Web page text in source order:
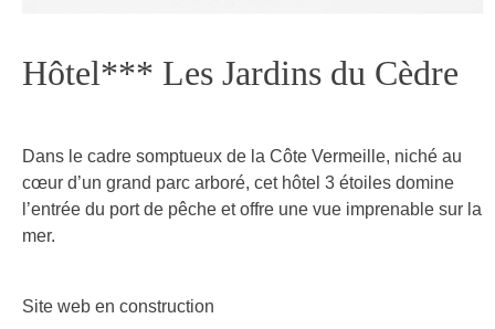
Hôtel*** Les Jardins du Cèdre
Dans le cadre somptueux de la Côte Vermeille, niché au
cœur d’un grand parc arboré, cet hôtel 3 étoiles domine
l’entrée du port de pêche et offre une vue imprenable sur la
mer.
Site web en construction